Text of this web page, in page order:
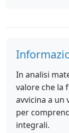
In analisi
valore che la
avvicina a un
per
integrali.